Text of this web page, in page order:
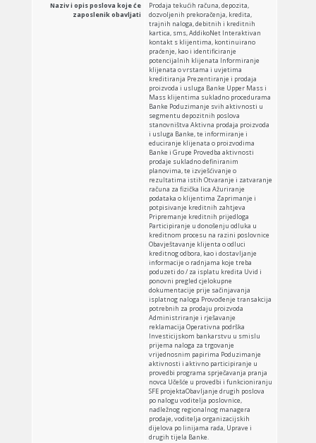
Naziv i opis poslova koje će
zaposlenik obavljati
Prodaja tekućih računa, depozita,
dozvoljenih prekoračenja, kredita,
trajnih naloga, debitnih i kreditnih
kartica, sms, AddikoNet Interaktivan
kontakt s klijentima, kontinuirano
praćenje, kao i identificiranje
potencijalnih klijenata Informiranje
klijenata o vrstama i uvjetima
kreditiranja Prezentiranje i prodaja
proizvoda i usluga Banke Upper Mass i
Mass klijentima sukladno procedurama
Banke Poduzimanje svih aktivnosti u
segmentu depozitnih poslova
stanovništva Aktivna prodaja proizvoda
i usluga Banke, te informiranje i
educiranje klijenata o proizvodima
Banke i Grupe Provedba aktivnosti
prodaje sukladno definiranim
planovima, te izvješćivanje o
rezultatima istih Otvaranje i zatvaranje
računa za fizička lica Ažuriranje
podataka o klijentima Zaprimanje i
potpisivanje kreditnih zahtjeva
Pripremanje kreditnih prijedloga
Participiranje u donošenju odluka u
kreditnom procesu na razini poslovnice
Obavještavanje klijenta o odluci
kreditnog odbora, kao i dostavljanje
informacije o radnjama koje treba
poduzeti do / za isplatu kredita Uvid i
ponovni pregled cjelokupne
dokumentacije prije sačinjavanja
isplatnog naloga Provođenje transakcija
potrebnih za prodaju proizvoda
Administriranje i rješavanje
reklamacija Operativna podrška
Investicijskom bankarstvu u smislu
prijema naloga za trgovanje
vrijednosnim papirima Poduzimanje
aktivnosti i aktivno participiranje u
provedbi programa sprječavanja pranja
novca Učešće u provedbi i funkcioniranju
SFE projektaObavljanje drugih poslova
po nalogu voditelja poslovnice,
nadležnog regionalnog managera
prodaje, voditelja organizacijskih
dijelova po linijama rada, Uprave i
drugih tijela Banke.